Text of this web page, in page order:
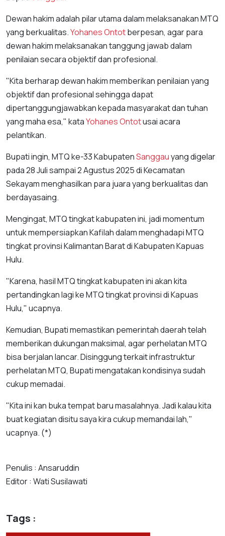
Dewan hakim adalah pilar utama dalam melaksanakan MTQ
yang berkualitas.Yohanes Ontotberpesan, agar para
dewan hakim melaksanakan tanggung jawab dalam
penilaian secara objektif dan profesional.
"Kita berharap dewan hakim memberikan penilaian yang
objektif dan profesional sehingga dapat
dipertanggungjawabkan kepada masyarakat dan tuhan
yang maha esa," kataYohanes Ontotusai acara
pelantikan.
Bupati ingin, MTQ ke-33 KabupatenSanggauyang digelar
pada 28 Juli sampai 2 Agustus 2025 di Kecamatan
Sekayam menghasilkan para juara yang berkualitas dan
berdayasaing.
Mengingat, MTQ tingkat kabupaten ini, jadi momentum
untuk mempersiapkan Kafilah dalam menghadapi MTQ
tingkat provinsi Kalimantan Barat di Kabupaten Kapuas
Hulu.
"Karena, hasil MTQ tingkat kabupaten ini akan kita
pertandingkan lagi ke MTQ tingkat provinsi di Kapuas
Hulu," ucapnya.
Kemudian, Bupati memastikan pemerintah daerah telah
memberikan dukungan maksimal, agar perhelatan MTQ
bisa berjalan lancar. Disinggung terkait infrastruktur
perhelatan MTQ, Bupati mengatakan kondisinya sudah
cukup memadai.
"Kita ini kan buka tempat baru masalahnya. Jadi kalau kita
buat kegiatan disitu saya kira cukup memandai lah,"
ucapnya. (*)
Penulis : Ansaruddin
Editor : Wati Susilawati
Tags :